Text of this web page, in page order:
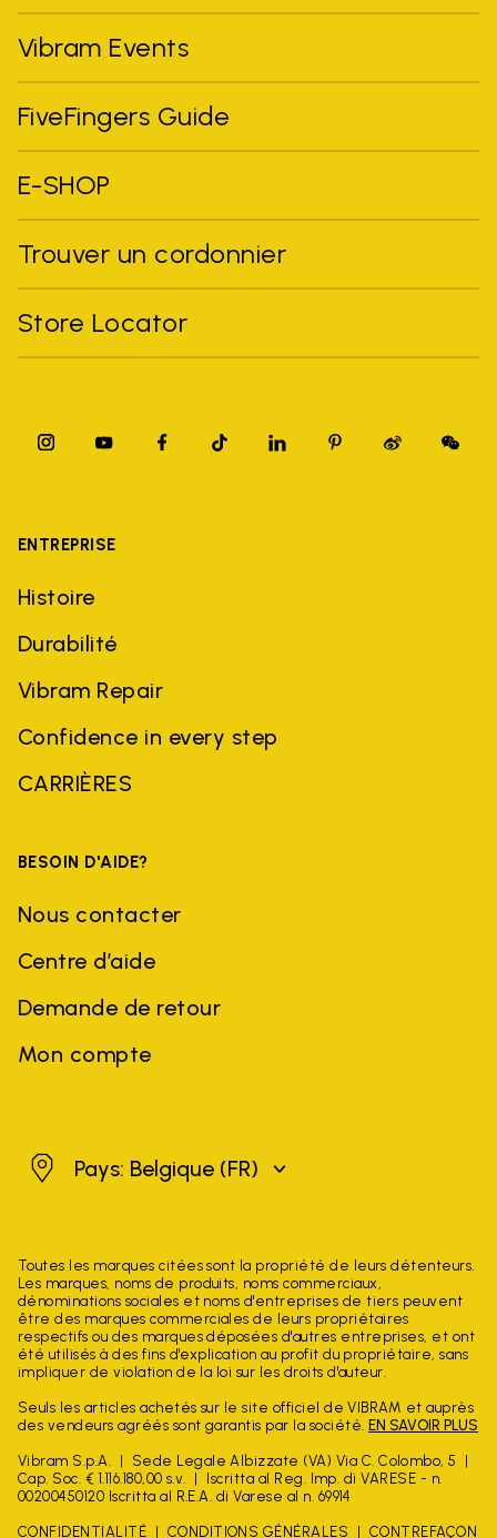
Vibram Events
FiveFingers Guide
E-SHOP
Trouver un cordonnier
Store Locator
ENTREPRISE
Histoire
Durabilité
Vibram Repair
Confidence in every step
CARRIÈRES
BESOIN D'AIDE?
Nous contacter
Centre d’aide
Demande de retour
Mon compte
BelgiquePays: Belgique (FR)
Toutes les marques citées sont la propriété de leurs détenteurs.
Les marques, noms de produits, noms commerciaux,
dénominations sociales et noms d'entreprises de tiers peuvent
être des marques commerciales de leurs propriétaires
respectifs ou des marques déposées d'autres entreprises, et ont
été utilisés à des fins d'explication au profit du propriétaire, sans
impliquer de violation de la loi sur les droits d'auteur.
Seuls les articles achetés sur le site officiel de VIBRAM et auprès
des vendeurs agréés sont garantis par la société. EN SAVOIR PLUS
Vibram S.p.A.
Sede Legale Albizzate (VA) Via C. Colombo, 5
Cap. Soc. € 1.116.180,00 s.v.
Iscritta al Reg. Imp. di VARESE - n.
00200450120 Iscritta al R.E.A. di Varese al n. 69914
CONFIDENTIALITÉ CONDITIONS GÉNÉRALES CONTREFAÇON